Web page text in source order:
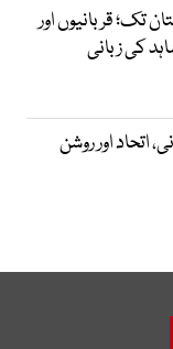
تک؛ قربانیوں اور
کی زبانی
اتحاد اور روشن